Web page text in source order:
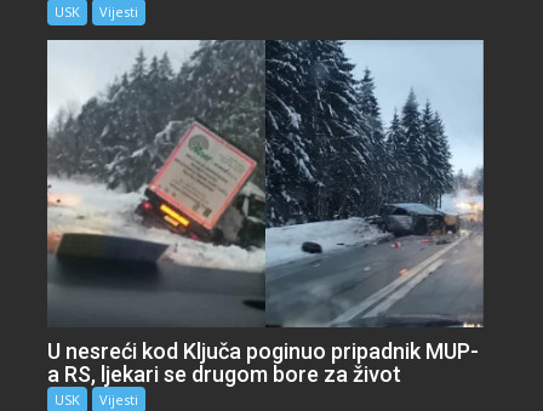
USK Vijesti
U nesreći kod Ključa poginuo pripadnik MUP-
a RS, ljekari se drugom bore za život
USK Vijesti